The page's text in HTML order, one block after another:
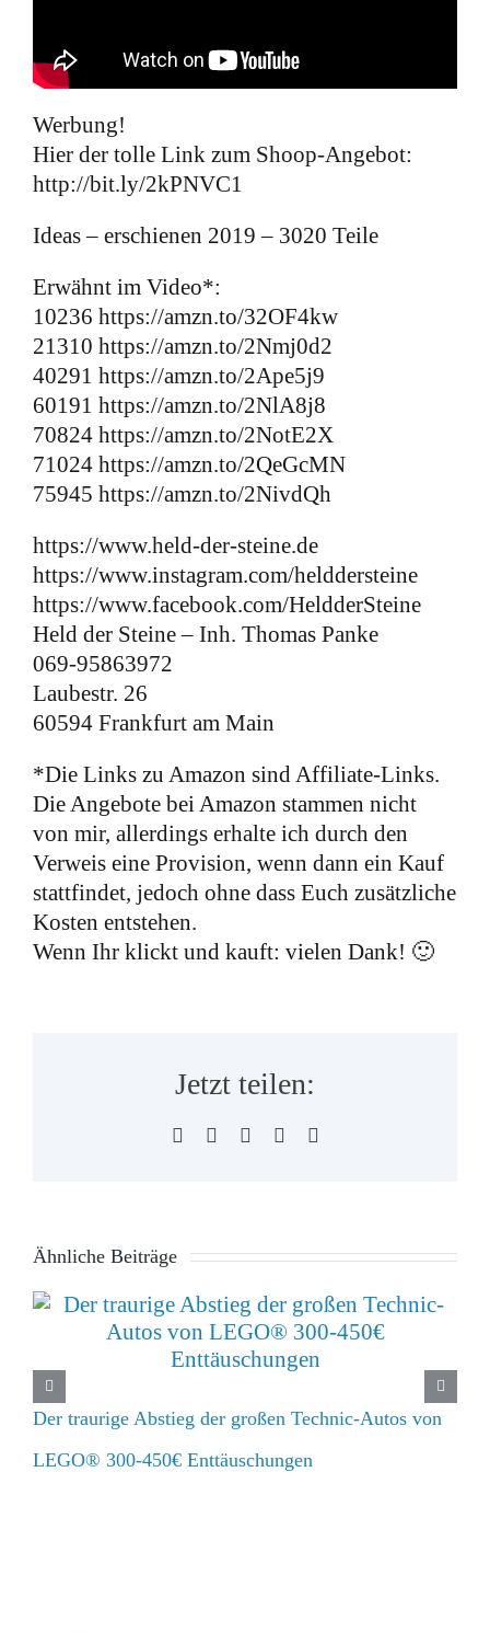
Kontakt
Werbung!
Hier der tolle Link zum Shoop-Angebot:
http://bit.ly/2kPNVC1
Ideas – erschienen 2019 – 3020 Teile
Erwähnt im Video*:
10236 https://amzn.to/32OF4kw
21310 https://amzn.to/2Nmj0d2
40291 https://amzn.to/2Ape5j9
60191 https://amzn.to/2NlA8j8
70824 https://amzn.to/2NotE2X
71024 https://amzn.to/2QeGcMN
75945 https://amzn.to/2NivdQh
https://www.held-der-steine.de
https://www.instagram.com/helddersteine
https://www.facebook.com/HeldderSteine
Held der Steine – Inh. Thomas Panke
069-95863972
Laubestr. 26
60594 Frankfurt am Main
*Die Links zu Amazon sind Affiliate-Links.
Die Angebote bei Amazon stammen nicht
von mir, allerdings erhalte ich durch den
Verweis eine Provision, wenn dann ein Kauf
stattfindet, jedoch ohne dass Euch zusätzliche
Kosten entstehen.
Wenn Ihr klickt und kauft: vielen Dank! 🙂
Jetzt teilen:
Facebook WhatsApp
Pinterest
Ähnliche Beiträge
Der traurige Abstieg der großen Technic-Autos von
LEGO® 300-450€ Enttäuschungen